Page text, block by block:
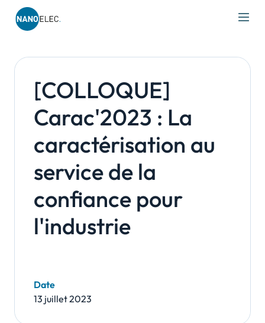
[COLLOQUE]
Carac'2023 : La
caractérisation au
service de la
confiance pour
l'industrie
Date
13 juillet 2023